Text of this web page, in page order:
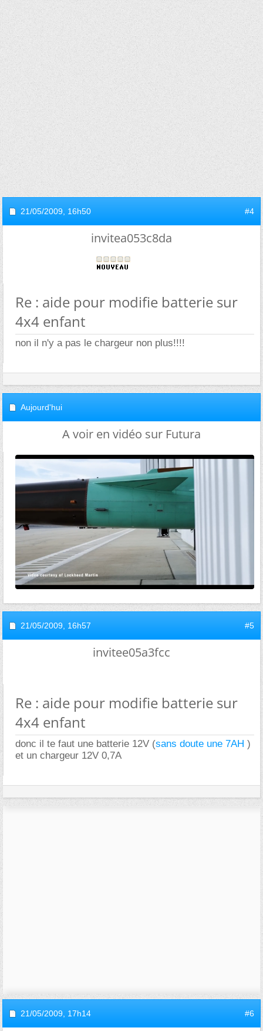
21/05/2009, 16h50 #4
invitea053c8da
Re : aide pour modifie batterie sur
4x4 enfant
non il n'y a pas le chargeur non plus!!!!
Aujourd'hui
A voir en vidéo sur Futura
21/05/2009, 16h57 #5
invitee05a3fcc
Re : aide pour modifie batterie sur
4x4 enfant
donc il te faut une batterie 12V (sans doute une 7AH )
et un chargeur 12V 0,7A
21/05/2009, 17h14 #6